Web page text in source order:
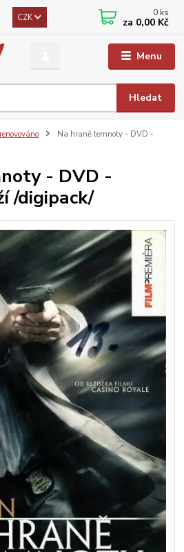
Menu
CZK
Hledat
0 ks
za 0,00 Kč
Na hraně temnoty - DVD -
- DVD -
/digipack/